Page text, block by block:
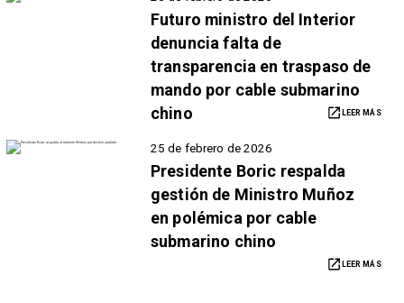
Futuro ministro del Interior
denuncia falta de
transparencia en traspaso de
mando por cable submarino
chino
LEER MÁS
25 de febrero de 2026
Presidente Boric respalda
gestión de Ministro Muñoz
en polémica por cable
submarino chino
LEER MÁS